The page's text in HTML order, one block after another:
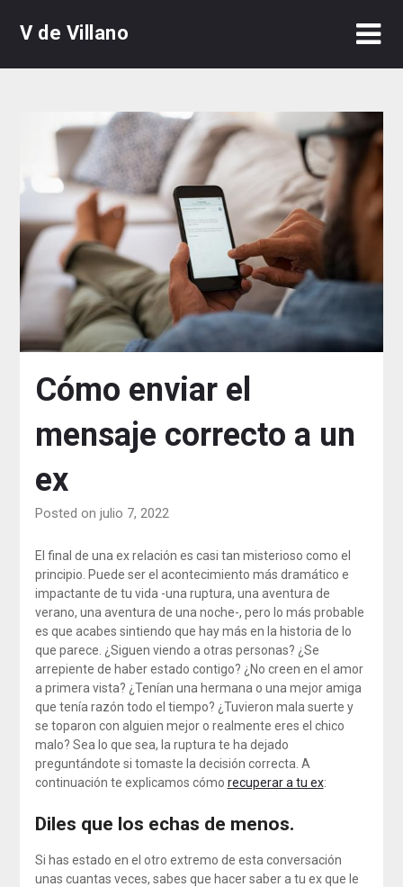
V de Villano
Cómo enviar el
mensaje correcto a un
ex
Posted on julio 7, 2022
El final de una ex relación es casi tan misterioso como el
principio. Puede ser el acontecimiento más dramático e
impactante de tu vida -una ruptura, una aventura de
verano, una aventura de una noche-, pero lo más probable
es que acabes sintiendo que hay más en la historia de lo
que parece. ¿Siguen viendo a otras personas? ¿Se
arrepiente de haber estado contigo? ¿No creen en el amor
a primera vista? ¿Tenían una hermana o una mejor amiga
que tenía razón todo el tiempo? ¿Tuvieron mala suerte y
se toparon con alguien mejor o realmente eres el chico
malo? Sea lo que sea, la ruptura te ha dejado
preguntándote si tomaste la decisión correcta. A
continuación te explicamos cómo recuperar a tu ex:
Diles que los echas de menos.
Si has estado en el otro extremo de esta conversación
unas cuantas veces, sabes que hacer saber a tu ex que le